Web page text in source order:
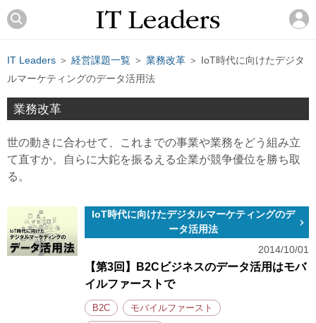
IT Leaders ＞ 経営課題一覧 ＞ 業務改革 ＞ IoT時代に向けたデジタ
ルマーケティングのデータ活用法
業務改革
世の動きに合わせて、これまでの事業や業務をどう組み立
て直すか。自らに大鉈を振るえる企業が競争優位を勝ち取
る。
IoT時代に向けたデジタルマーケティングのデ
ータ活用法
2014/10/01
【第3回】B2Cビジネスのデータ活用はモバ
イルファーストで
B2C モバイルファースト